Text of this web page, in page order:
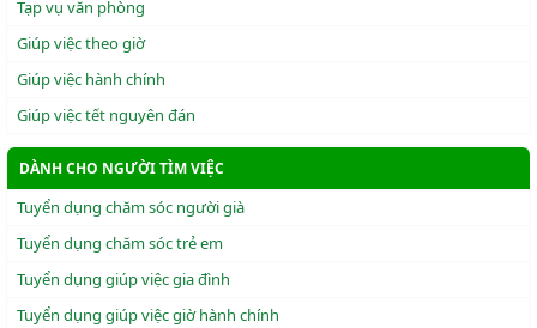
Tạp vụ văn phòng
Giúp việc theo giờ
Giúp việc hành chính
Giúp việc tết nguyên đán
DÀNH CHO NGƯỜI TÌM VIỆC
Tuyển dụng chăm sóc người già
Tuyển dụng chăm sóc trẻ em
Tuyển dụng giúp việc gia đình
Tuyển dụng giúp việc giờ hành chính